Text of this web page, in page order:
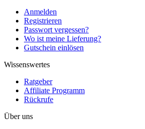
Anmelden
Registrieren
Passwort vergessen?
Wo ist meine Lieferung?
Gutschein einlösen
Wissenswertes
Ratgeber
Affiliate Programm
Rückrufe
Über uns